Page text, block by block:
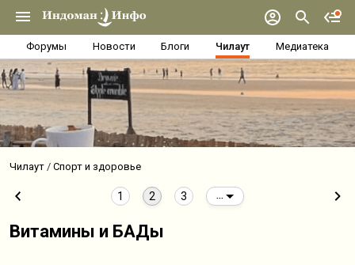
Форумы Новости Блоги Чилаут Медиатека
Чилаут Спорт и здоровье
1 2 3
Витамины и БАДы